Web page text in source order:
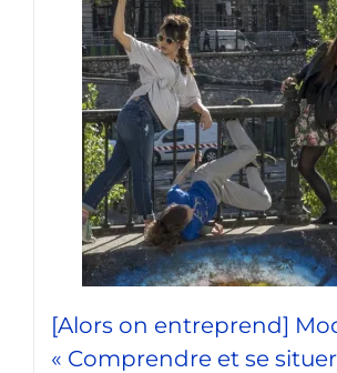
[Alors on entreprend]
« Comprendre et se